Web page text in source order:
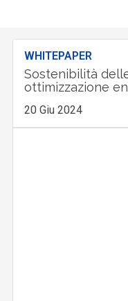
WHITEPAPER
Sostenibilità
ottimizzazione
20 Giu 2024